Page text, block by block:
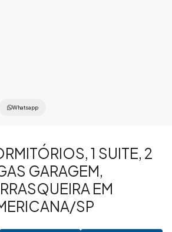
Whatsapp
1 SUITE, 2
GARAGEM,
EM
SP